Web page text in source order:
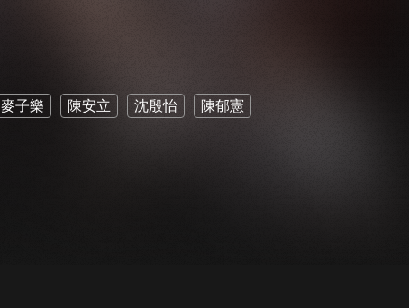
麥子樂 陳安立 沈殷怡 陳郁憲